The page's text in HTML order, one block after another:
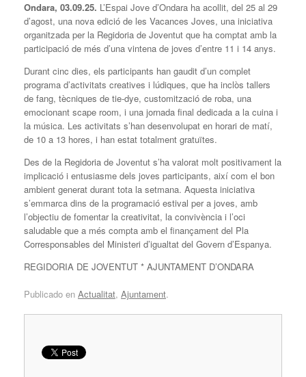
Ondara, 03.09.25. L’Espai Jove d’Ondara ha acollit, del 25 al 29
d’agost, una nova edició de les Vacances Joves, una iniciativa
organitzada per la Regidoria de Joventut que ha comptat amb la
participació de més d’una vintena de joves d’entre 11 i 14 anys.
Durant cinc dies, els participants han gaudit d’un complet
programa d’activitats creatives i lúdiques, que ha inclòs tallers
de fang, tècniques de tie-dye, customització de roba, una
emocionant scape room, i una jornada final dedicada a la cuina i
la música. Les activitats s’han desenvolupat en horari de matí,
de 10 a 13 hores, i han estat totalment gratuïtes.
Des de la Regidoria de Joventut s’ha valorat molt positivament la
implicació i entusiasme dels joves participants, així com el bon
ambient generat durant tota la setmana. Aquesta iniciativa
s’emmarca dins de la programació estival per a joves, amb
l’objectiu de fomentar la creativitat, la convivència i l’oci
saludable que a més compta amb el finançament del Pla
Corresponsables del Ministeri d’igualtat del Govern d’Espanya.
REGIDORIA DE JOVENTUT * AJUNTAMENT D’ONDARA
Publicado en Actualitat, Ajuntament.